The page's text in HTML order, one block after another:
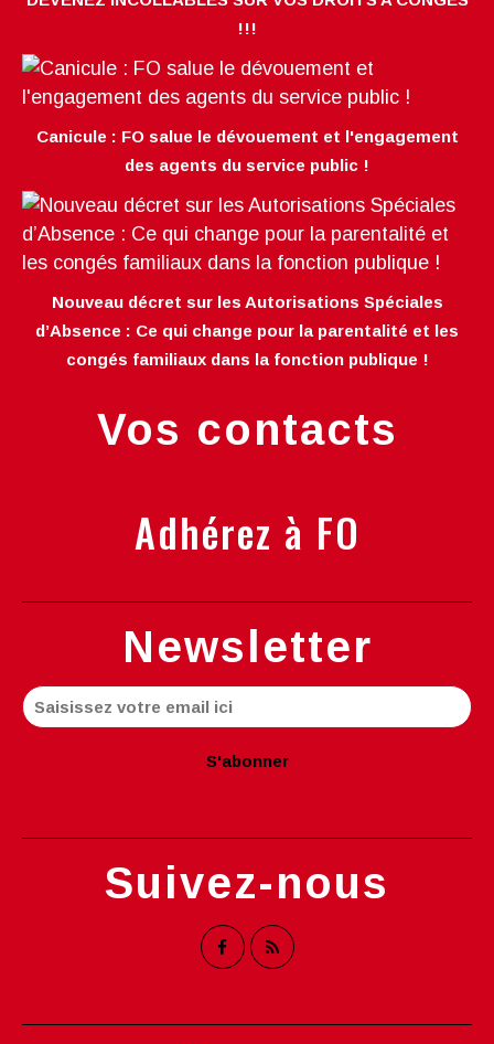
!!!
Canicule : FO salue le dévouement et l'engagement
des agents du service public !
Nouveau décret sur les Autorisations Spéciales
d’Absence : Ce qui change pour la parentalité et les
congés familiaux dans la fonction publique !
Newsletter
Suivez-nous
Vos contacts
Adhérez à FO